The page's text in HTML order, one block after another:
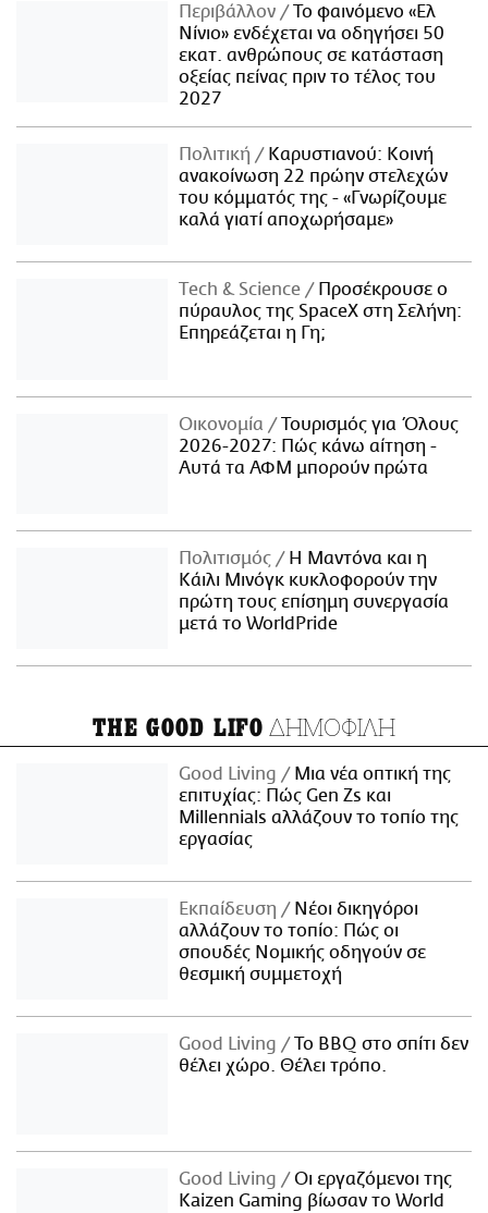
Περιβάλλον
Το φαινόμενο «Ελ
Νίνιο» ενδέχεται να οδηγήσει 50
εκατ. ανθρώπους σε κατάσταση
οξείας πείνας πριν το τέλος του
2027
Πολιτική
Καρυστιανού: Κοινή
ανακοίνωση 22 πρώην στελεχών
του κόμματός της - «Γνωρίζουμε
καλά γιατί αποχωρήσαμε»
Τech & Science
Προσέκρουσε ο
πύραυλος της SpaceX στη Σελήνη:
Επηρεάζεται η Γη;
Οικονομία
Τουρισμός για Όλους
2026-2027: Πώς κάνω αίτηση -
Αυτά τα ΑΦΜ μπορούν πρώτα
Πολιτισμός
Η Μαντόνα και η
Κάιλι Μινόγκ κυκλοφορούν την
πρώτη τους επίσημη συνεργασία
μετά το WorldPride
THE GOOD LIFO ΔΗΜΟΦΙΛΗ
Good Living
Μια νέα οπτική της
επιτυχίας: Πώς Gen Zs και
Millennials αλλάζουν το τοπίο της
εργασίας
Εκπαίδευση
Νέοι δικηγόροι
αλλάζουν το τοπίο: Πώς οι
σπουδές Νομικής οδηγούν σε
θεσμική συμμετοχή
Good Living
Το BBQ στο σπίτι δεν
θέλει χώρο. Θέλει τρόπο.
Good Living
Οι εργαζόμενοι της
Kaizen Gaming βίωσαν το World